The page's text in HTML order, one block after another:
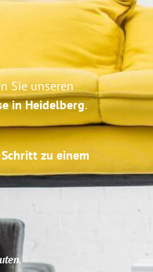
Sie unseren
in Heidelberg.
zu einem
.